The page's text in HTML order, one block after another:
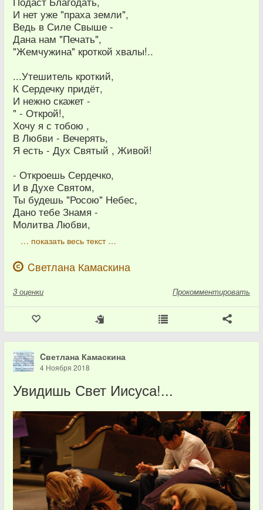
И нет уже "праха земли",
Ведь в Силе Свыше -
Дана нам "Печать",
"Жемчужина" кроткой хвалы!..
...Утешитель кроткий,
К Сердечку придёт,
И нежно скажет -
" - Открой!,
Хочу я с тобою ,
В Любви - Вечерять,
Я есть - Дух Святый , Живой!
- Откроешь Сердечко,
И в Духе Святом,
Ты будешь "Росою" Небес,
Дано тебе Знамя -
Молитва Любви,
… показать весь текст …
Cветлана Камаскина
3 оценки Прокомментировать
Cветлана Камаскина
4 Ноября 2018
Увидишь Свет Иисуса!...